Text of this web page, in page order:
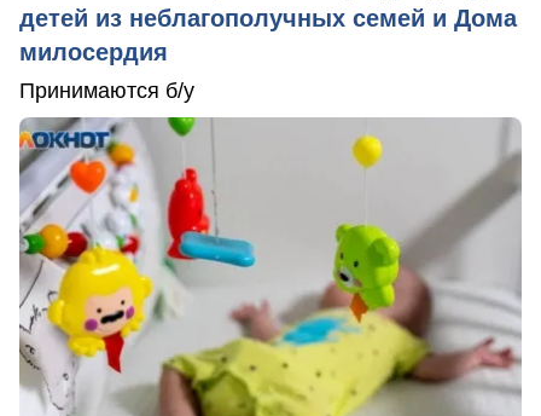
детей из неблагополучных семей и Дома
милосердия
Принимаются б/у